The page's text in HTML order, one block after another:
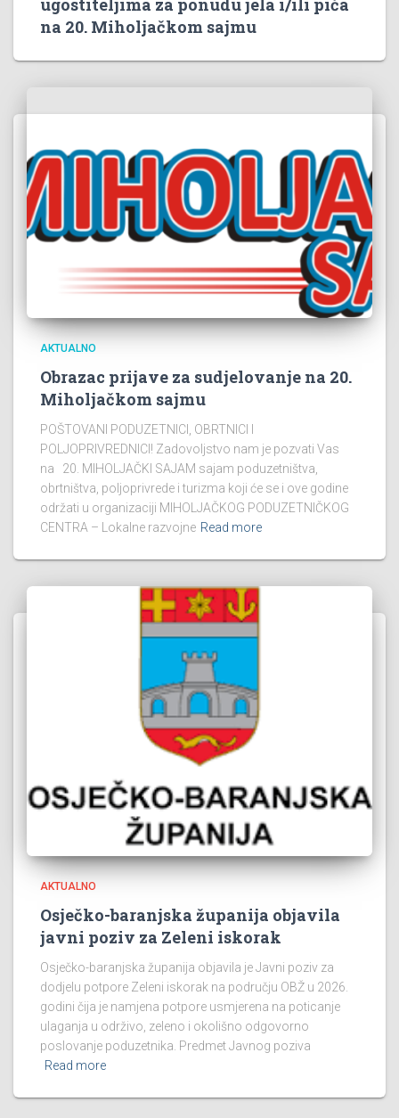
ugostiteljima za ponudu jela i/ili pića
na 20. Miholjačkom sajmu
AKTUALNO
Obrazac prijave za sudjelovanje na 20.
Miholjačkom sajmu
POŠTOVANI PODUZETNICI, OBRTNICI I
POLJOPRIVREDNICI! Zadovoljstvo nam je pozvati Vas
na 20. MIHOLJAČKI SAJAM sajam poduzetništva,
obrtništva, poljoprivrede i turizma koji će se i ove godine
održati u organizaciji MIHOLJAČKOG PODUZETNIČKOG
CENTRA – Lokalne razvojne Read more
AKTUALNO
Osječko-baranjska županija objavila
javni poziv za Zeleni iskorak
Osječko-baranjska županija objavila je Javni poziv za
dodjelu potpore Zeleni iskorak na području OBŽ u 2026.
godini čija je namjena potpore usmjerena na poticanje
ulaganja u održivo, zeleno i okolišno odgovorno
poslovanje poduzetnika. Predmet Javnog poziva
Read more